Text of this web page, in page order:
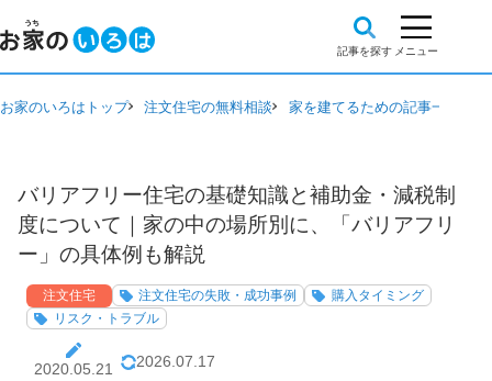
お家のいろはトップ 注文住宅の無料相談 家を建てるための記事一覧
バリアフリー住宅の基礎知識と補助金・減税制
度について｜家の中の場所別に、「バリアフリ
ー」の具体例も解説
注文住宅 注文住宅の失敗・成功事例
購入タイミング
リスク・トラブル
2020.05.21 2026.07.17